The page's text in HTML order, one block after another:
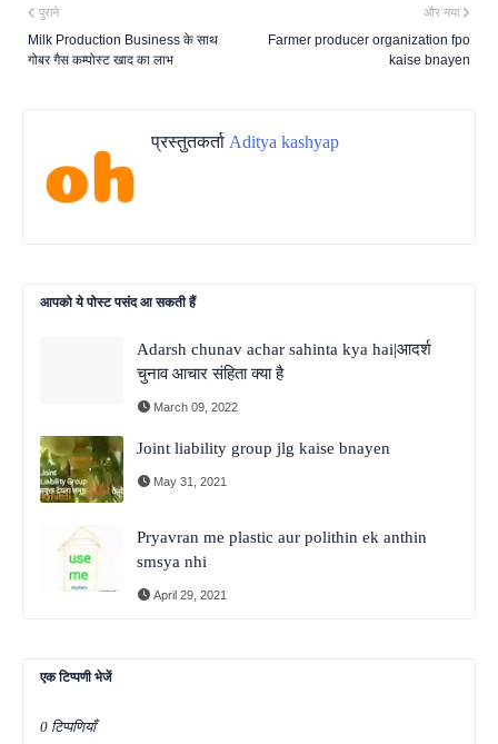
और नया
Farmer producer organization fpo
kaise bnayen
पुराने
Milk Production Business के साथ
गोबर गैस कम्पोस्ट खाद का लाभ
प्रस्तुतकर्ता Aditya kashyap
आपको ये पोस्ट पसंद आ सकती हैं
Adarsh chunav achar sahinta kya hai|आदर्श
चुनाव आचार संहिता क्या है
March 09, 2022
Joint liability group jlg kaise bnayen
May 31, 2021
Pryavran me plastic aur polithin ek anthin
smsya nhi
April 29, 2021
एक टिप्पणी भेजें
0 टिप्पणियाँ